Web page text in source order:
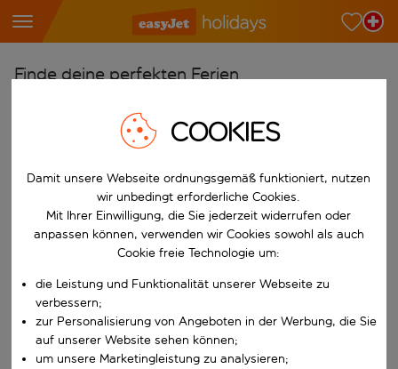
Finde deine perfekten Ferien
Wähle deine Flughäfen
Beginne mit der Eingabe für die automatische
Reiseziele finden
Nach
W&auml;hle ein Ab- und R&uuml;ckflugdatum aus.
Wähle deine Reisedaten
Wann
Wer
COOKIES
Damit unsere Webseite ordnungsgemäß funktioniert, nutzen
wir unbedingt erforderliche Cookies.
Mit Ihrer Einwilligung, die Sie jederzeit widerrufen oder
anpassen können, verwenden wir Cookies sowohl als auch
Cookie freie Technologie um:
die Leistung und Funktionalität unserer Webseite zu
verbessern;
zur Personalisierung von Angeboten in der Werbung, die Sie
auf unserer Website sehen können;
um unsere Marketingleistung zu analysieren;